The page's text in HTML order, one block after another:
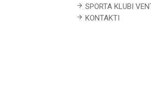
SPORTA KLUBI
KONTAKTI